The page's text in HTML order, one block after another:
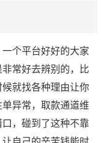
个平台好好的大家
常好去辨别的，比
就找各种理由让你
异常，取款通道维
，碰到了这种不靠